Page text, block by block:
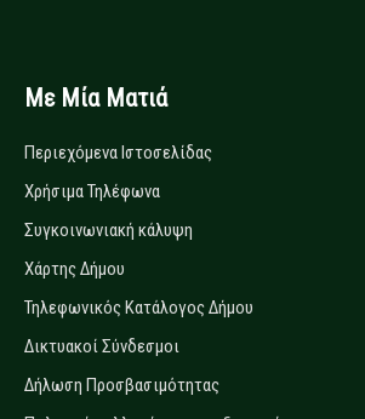
Με Μία Ματιά
Περιεχόμενα Ιστοσελίδας
Χρήσιμα Τηλέφωνα
Συγκοινωνιακή κάλυψη
Χάρτης Δήμου
Τηλεφωνικός Κατάλογος Δήμου
Δικτυακοί Σύνδεσμοι
Δήλωση Προσβασιμότητας